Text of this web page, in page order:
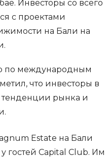
Инвесторы со всего
с проектами
на Бали на
по международным
что инвесторы в
рынка и
Estate на Бали
гостей Capital Club. Им